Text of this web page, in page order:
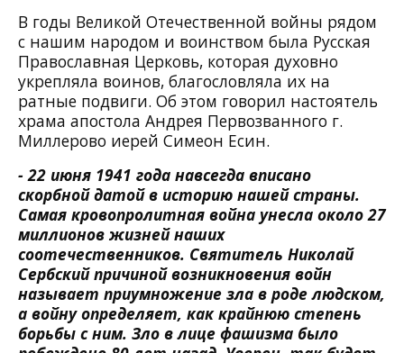
В годы Великой Отечественной войны рядом
с нашим народом и воинством была Русская
Православная Церковь, которая духовно
укрепляла воинов, благословляла их на
ратные подвиги. Об этом говорил настоятель
храма апостола Андрея Первозванного г.
Миллерово иерей Симеон Есин.
- 22 июня 1941 года навсегда вписано
скорбной датой в историю нашей страны.
Самая кровопролитная война унесла около 27
миллионов жизней наших
соотечественников. Святитель Николай
Сербский причиной возникновения войн
называет приумножение зла в роде людском,
а войну определяет, как крайнюю степень
борьбы с ним. Зло в лице фашизма было